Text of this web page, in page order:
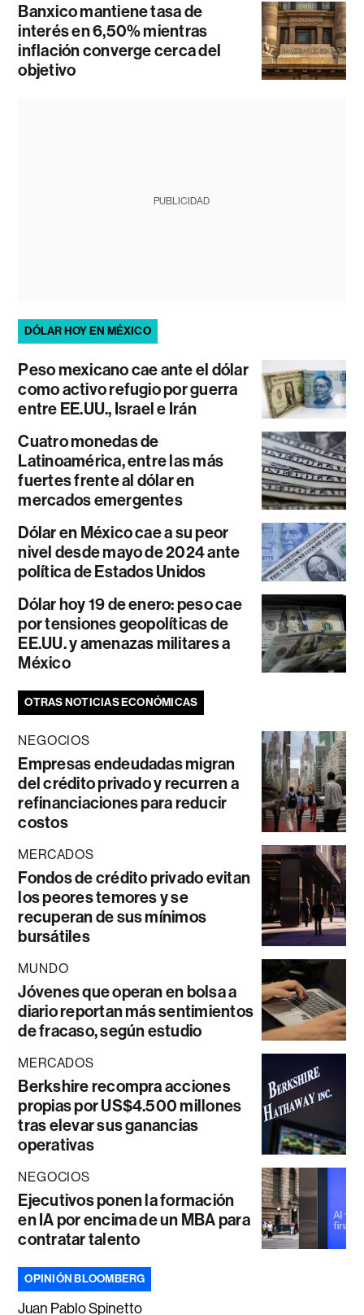
Banxico mantiene tasa de
interés en 6,50% mientras
inflación converge cerca del
objetivo
PUBLICIDAD
DÓLAR HOY EN MÉXICO
Peso mexicano cae ante el dólar
como activo refugio por guerra
entre EE.UU., Israel e Irán
Cuatro monedas de
Latinoamérica, entre las más
fuertes frente al dólar en
mercados emergentes
Dólar en México cae a su peor
nivel desde mayo de 2024 ante
política de Estados Unidos
Dólar hoy 19 de enero: peso cae
por tensiones geopolíticas de
EE.UU. y amenazas militares a
México
OTRAS NOTICIAS ECONÓMICAS
NEGOCIOS
Empresas endeudadas migran
del crédito privado y recurren a
refinanciaciones para reducir
costos
MERCADOS
Fondos de crédito privado evitan
los peores temores y se
recuperan de sus mínimos
bursátiles
MUNDO
Jóvenes que operan en bolsa a
diario reportan más sentimientos
de fracaso, según estudio
MERCADOS
Berkshire recompra acciones
propias por US$4.500 millones
tras elevar sus ganancias
operativas
NEGOCIOS
Ejecutivos ponen la formación
en IA por encima de un MBA para
contratar talento
OPINIÓN BLOOMBERG
Juan Pablo Spinetto